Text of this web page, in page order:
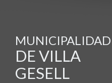
MUNICIPALIDAD
DE VILLA
GESELL